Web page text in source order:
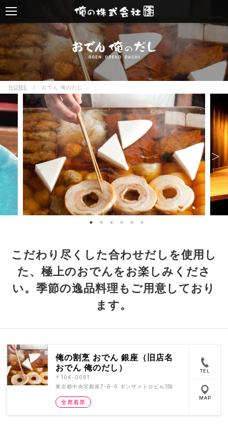
HOME / おでん 俺のだし
こだわり尽くした合わせだしを使用し
た、極上のおでんをお楽しみくださ
い。季節の逸品料理もご用意しており
ます。
俺の割烹 おでん 銀座（旧店名
おでん 俺のだし）
〒104-0061
東京都中央区銀座7-6-6 ギンザメトロビル1階
全席着席
TEL
MAP